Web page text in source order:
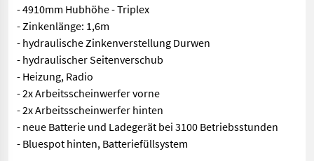
- 4910mm Hubhöhe - Triplex
- Zinkenlänge: 1,6m
- hydraulische Zinkenverstellung Durwen
- hydraulischer Seitenverschub
- Heizung, Radio
- 2x Arbeitsscheinwerfer vorne
- 2x Arbeitsscheinwerfer hinten
- neue Batterie und Ladegerät bei 3100 Betriebsstunden
- Bluespot hinten, Batteriefüllsystem